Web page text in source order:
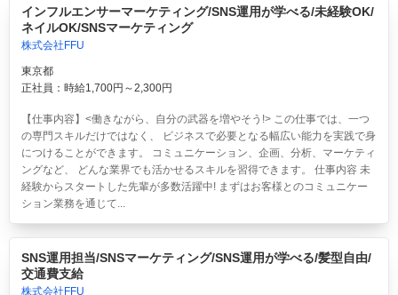
インフルエンサーマーケティング/SNS運用が学べる/未経験OK/
ネイルOK/SNSマーケティング
株式会社FFU
東京都
正社員：時給1,700円～2,300円
【仕事内容】<働きながら、自分の武器を増やそう!> この仕事では、一つ
の専門スキルだけではなく、 ビジネスで必要となる幅広い能力を実践で身
につけることができます。 コミュニケーション、企画、分析、マーケティ
ングなど、 どんな業界でも活かせるスキルを習得できます。 仕事内容 未
経験からスタートした先輩が多数活躍中! まずはお客様とのコミュニケー
ション業務を通じて...
SNS運用担当/SNSマーケティング/SNS運用が学べる/髪型自由/
交通費支給
株式会社FFU